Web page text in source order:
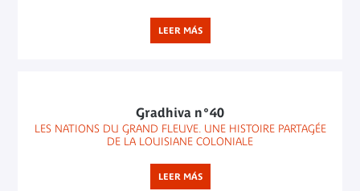
LEER MÁS
Gradhiva n°40
LES NATIONS DU GRAND FLEUVE. UNE HISTOIRE PARTAGÉE
DE LA LOUISIANE COLONIALE
LEER MÁS